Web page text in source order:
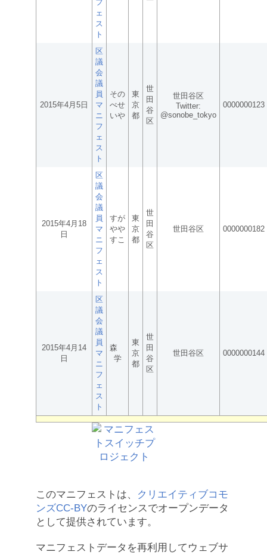
フ
ェ
ス
ト
2015年4月5日
区
議
会
議
員
マ
ニ
フ
ェ
ス
ト
その
べせ
いや
東
京
都
世
田
谷
区
世田谷区
Twitter:
@sonobe_tokyo
0000000123
2015年4月18
日
区
議
会
議
員
マ
ニ
フ
ェ
ス
ト
すが
やや
すこ
東
京
都
世
田
谷
区
世田谷区 0000000182
2015年4月14
日
区
議
会
議
員
マ
ニ
フ
ェ
ス
ト
森
学
東
京
都
世
田
谷
区
世田谷区 0000000144
このマニフェストは、
クリエイティブコモ
ンズCC-BYのライセンスでオープンデータ
として提供されています。
マニフェストデータを再利用してウェブサ